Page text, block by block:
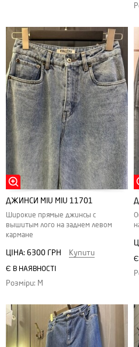
ДЖИНСИ MIU MIU 11701
Широкие прямые джинсы с
вышитым лого на заднем левом
кармане
ЦІНА: 6300 ГРН Купити
Є В НАЯВНОСТІ
Розміри: M
Є